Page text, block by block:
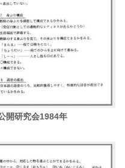
開研究会1984年